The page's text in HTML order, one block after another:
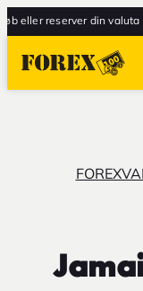
reserver din valuta